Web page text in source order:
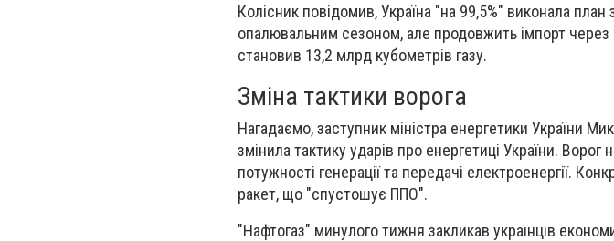
Колісник повідомив, Україна "на 99,5%" виконала
опалювальним сезоном, але продовжить імпорт
становив 13,2 млрд кубометрів газу.
Зміна тактики ворога
Нагадаємо, заступник міністра енергетики України
змінила тактику ударів про енергетиці України. Ворог
потужності генерації та передачі електроенергії.
ракет, що "спустошує ППО".
"Нафтогаз" минулого тижня закликав українців